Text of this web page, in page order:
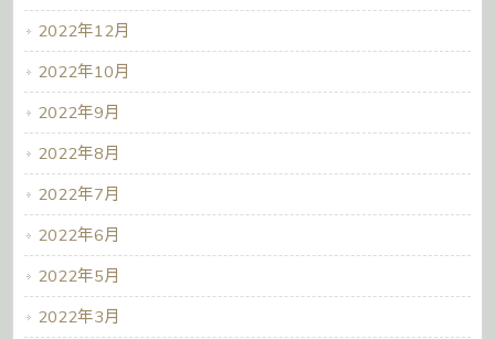
2022年12月
2022年10月
2022年9月
2022年8月
2022年7月
2022年6月
2022年5月
2022年3月